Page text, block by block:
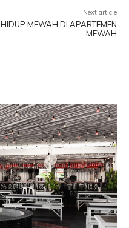
Next article
HIDUP MEWAH DI APARTEMEN
MEWAH